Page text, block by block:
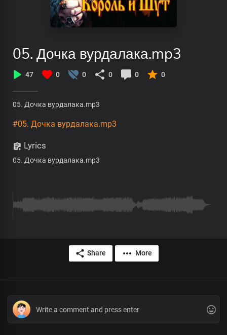
05. Дочка вурдалака.mp3
47 0 0 0 0 0
05. Дочка вурдалака.mp3
#05. Дочка вурдалака.mp3
Lyrics
05. Дочка вурдалака.mp3
Share More